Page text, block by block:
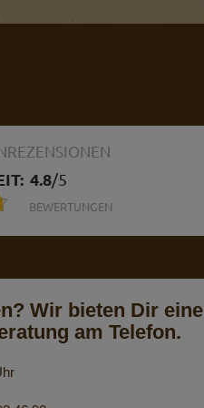
4.8/5
BEWERTUNGEN
Wir bieten Dir eine
am Telefon.